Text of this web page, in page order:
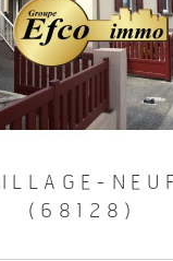
NEUF
(68128)